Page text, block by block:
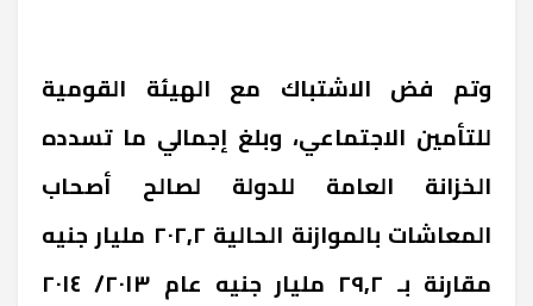
وتم فض الاشتباك مع الهيئة القومية
للتأمين الاجتماعي، وبلغ إجمالي ما تسدده
الخزانة العامة للدولة لصالح أصحاب
المعاشات بالموازنة الحالية ٢٠٢,٢ مليار جنيه
مقارنة بـ ٢٩,٢ مليار جنيه عام ٢٠١٣/ ٢٠١٤